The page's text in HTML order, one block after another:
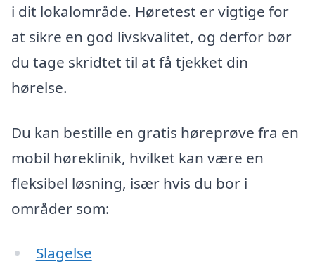
i dit lokalområde. Høretest er vigtige for
at sikre en god livskvalitet, og derfor bør
du tage skridtet til at få tjekket din
hørelse.
Du kan bestille en gratis høreprøve fra en
mobil høreklinik, hvilket kan være en
fleksibel løsning, især hvis du bor i
områder som:
Slagelse